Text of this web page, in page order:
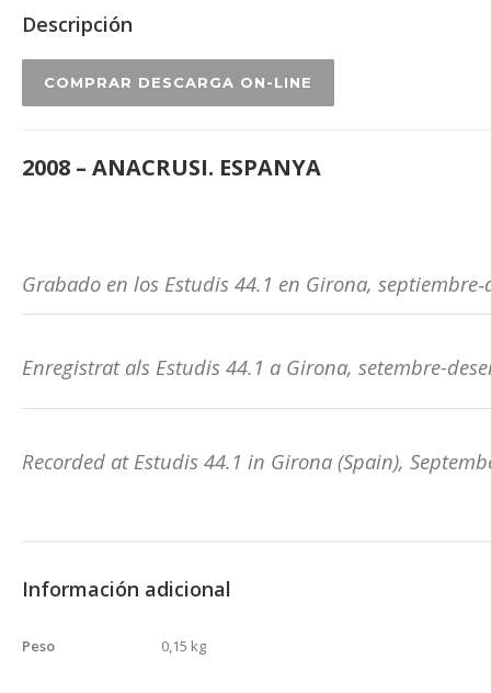
Descripción
COMPRAR DESCARGA ON-LINE
2008 – ANACRUSI. ESPANYA
Grabado en los Estudis 44.1 en Girona,
Enregistrat als Estudis 44.1 a Girona, setembre-
Recorded at Estudis 44.1 in Girona (Spain),
Información adicional
Peso 0,15 kg